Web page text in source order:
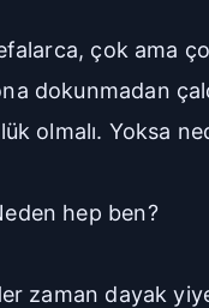
çok ama
dokunmadan
olmalı. Yoksa
hep ben?
zaman dayak